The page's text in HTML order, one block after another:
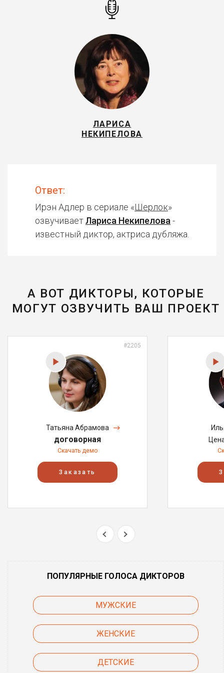
ЛАРИСА
НЕКИПЕЛОВА
Ответ:
Ирэн Адлер в сериале «Шерлок»
озвучиваетЛариса Некипелова -
известный диктор, актриса дубляжа.
А ВОТ ДИКТОРЫ, КОТОРЫЕ
МОГУТ ОЗВУЧИТЬ ВАШ ПРОЕКТ
#2205
Татьяна Абрамова
договорная
Скачать демо
Заказать
ПОПУЛЯРНЫЕ ГОЛОСА ДИКТОРОВ
МУЖСКИЕ
ЖЕНСКИЕ
ДЕТСКИЕ